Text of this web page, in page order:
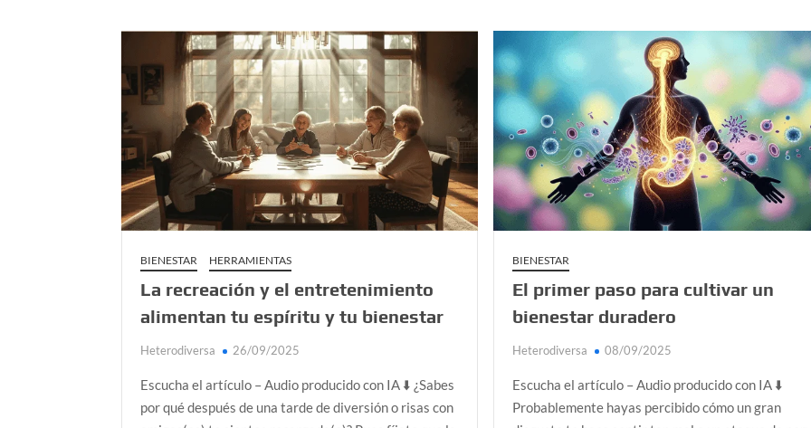
BIENESTAR HERRAMIENTAS
La recreación y el entretenimiento
alimentan tu espíritu y tu bienestar
Heterodiversa 26/09/2025
Escucha el artículo – Audio producido con IA ⬇️ ¿Sabes
por qué después de una tarde de diversión o risas con
BIENESTAR
El primer paso para cultivar un
bienestar duradero
Heterodiversa 08/09/2025
Escucha el artículo – Audio producido con IA ⬇️
Probablemente hayas percibido cómo un gran